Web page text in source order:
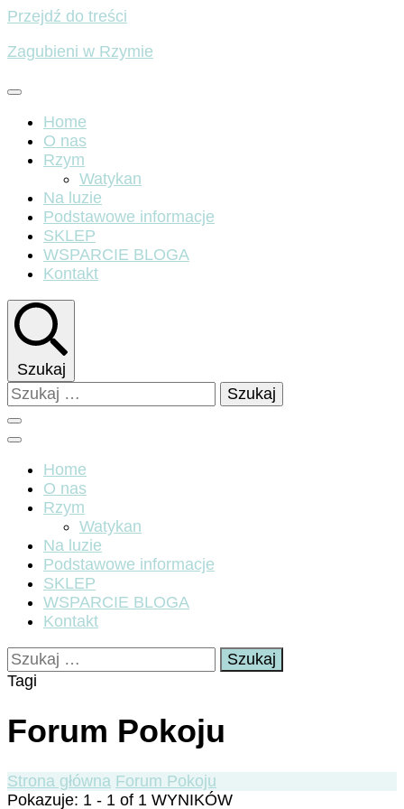
Przejdź do treści
Zagubieni w Rzymie
Home
O nas
Rzym
Watykan
Na luzie
Podstawowe informacje
SKLEP
WSPARCIE BLOGA
Kontakt
Szukaj
Szukaj:
Home
O nas
Rzym
Watykan
Na luzie
Podstawowe informacje
SKLEP
WSPARCIE BLOGA
Kontakt
Szukaj:
Tagi
Forum Pokoju
Strona główna Forum Pokoju
Pokazuje: 1 - 1 of 1 WYNIKÓW